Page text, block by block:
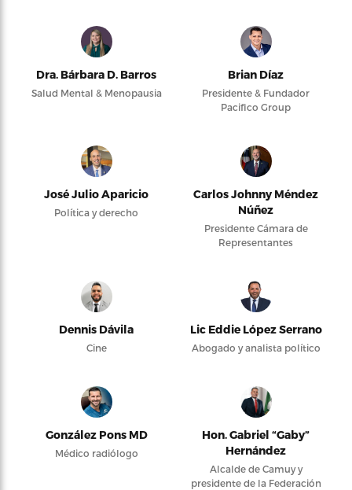
Dra. Bárbara D. Barros
Salud Mental & Menopausia
Brian Díaz
Presidente & Fundador
Pacifico Group
José Julio Aparicio
Política y derecho
Carlos Johnny Méndez
Núñez
Presidente Cámara de
Representantes
Dennis Dávila
Cine
Lic Eddie López Serrano
Abogado y analista político
González Pons MD
Médico radiólogo
Hon. Gabriel “Gaby”
Hernández
Alcalde de Camuy y
presidente de la Federación